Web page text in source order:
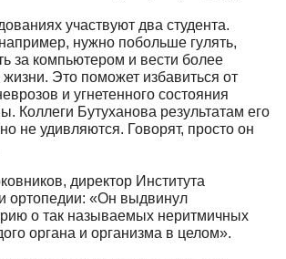
участвуют два студента.
нужно побольше гулять,
за компьютером и вести более
Это поможет избавиться от
и угнетенного состояния
Коллеги Бутуханова результатам его
не удивляются. Говорят, просто он
директор Института
ортопедии: «Он выдвинул
о так называемых неритмичных
органа и организма в целом».